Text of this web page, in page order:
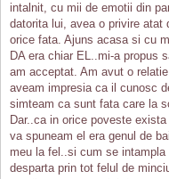
intalnit, cu mii de emotii din
datorita lui, avea o privire atat
orice fata. Ajuns acasa si cu
DA era chiar EL..mi-a propus
am acceptat. Am avut o
aveam impresia ca il cunosc
simteam ca sunt fata care la
Dar..ca in orice poveste
va spuneam el era genul de
meu la fel..si cum se
desparta prin tot felul de